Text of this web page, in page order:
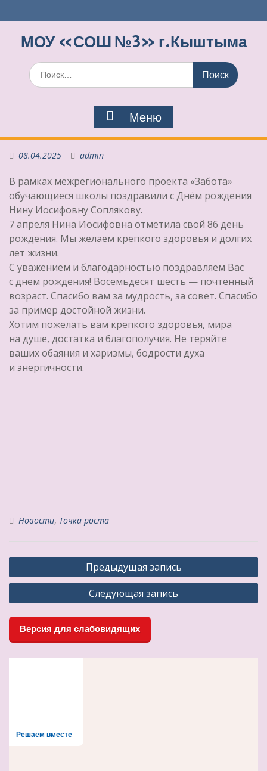
к
МОУ «СОШ №3» г.Кыштыма
Поиск
по:
Меню
08.04.2025 admin
В рамках межрегионального проекта «Забота»
обучающиеся школы поздравили с Днём рождения
Нину Иосифовну Соплякову.
7 апреля Нина Иосифовна отметила свой 86 день
рождения. Мы желаем крепкого здоровья и долгих
лет жизни.
С уважением и благодарностью поздравляем Вас
с днем рождения! Восемьдесят шесть — почтенный
возраст. Спасибо вам за мудрость, за совет. Спасибо
за пример достойной жизни.
Хотим пожелать вам крепкого здоровья, мира
на душе, достатка и благополучия. Не теряйте
ваших обаяния и харизмы, бодрости духа
и энергичности.
Новости, Точка роста
Навигация
по
Предыдущая запись
Следующая запись
Версия для слабовидящих
Решаем вместе